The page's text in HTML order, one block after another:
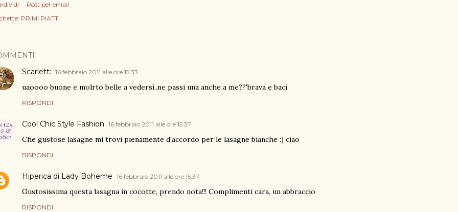
Post per email
PRIMI PIATTI
Scarlett: 16 febbraio 2011 alle ore 15:33
uaoooo buone e molrto belle a vedersi..ne passi una anche a me??'brava e baci
RISPONDI
Cool Chic Style Fashion 16 febbraio 2011 alle ore 15:37
Che gustose lasagne mi trovi pienamente d'accordo per le lasagne bianche :) ciao
RISPONDI
Hiperica di Lady Boheme 16 febbraio 2011 alle ore 15:37
Gustosissima questa lasagna in cocotte, prendo nota!!! Complimenti cara, un abbraccio
RISPONDI